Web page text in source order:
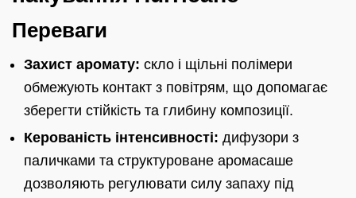
Переваги
Захист аромату: скло і щільні полімери
обмежують контакт з повітрям, що допомагає
зберегти стійкість та глибину композиції.
Керованість інтенсивності: дифузори з
паличками та структуроване аромасаше
дозволяють регулювати силу запаху під